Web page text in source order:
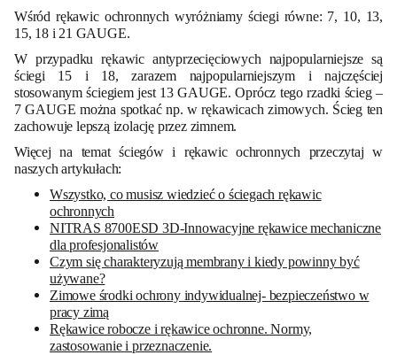
Wśród rękawic ochronnych wyróżniamy ściegi równe: 7, 10, 13,
15, 18 i 21 GAUGE.
W przypadku rękawic antyprzecięciowych najpopularniejsze są
ściegi 15 i 18, zarazem najpopularniejszym i najczęściej
stosowanym ściegiem jest 13 GAUGE. Oprócz tego rzadki ścieg –
7 GAUGE można spotkać np. w rękawicach zimowych. Ścieg ten
zachowuje lepszą izolację przez zimnem.
Więcej na temat ściegów i rękawic ochronnych przeczytaj w
naszych artykułach:
Wszystko, co musisz wiedzieć o ściegach rękawic
ochronnych
NITRAS 8700ESD 3D-Innowacyjne rękawice mechaniczne
dla profesjonalistów
Czym się charakteryzują membrany i kiedy powinny być
używane?
Zimowe środki ochrony indywidualnej- bezpieczeństwo w
pracy zimą
Rękawice robocze i rękawice ochronne. Normy,
zastosowanie i przeznaczenie.